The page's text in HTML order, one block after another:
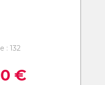
: 132
€